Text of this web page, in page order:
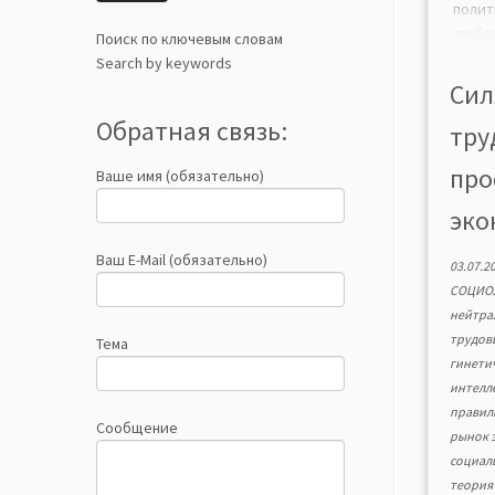
Поиск по ключевым словам
Search by keywords
Обратная связь:
Ваше имя (обязательно)
Ваш E-Mail (обязательно)
Тема
Сообщение
рынок